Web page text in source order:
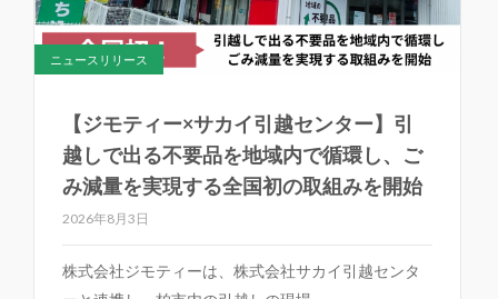
ニュースリリース
【ジモティー×サカイ引越センター】引
越しで出る不要品を地域内で循環し、ご
み減量を実現する全国初の取組みを開始
2026年8月3日
株式会社ジモティーは、株式会社サカイ引越センタ